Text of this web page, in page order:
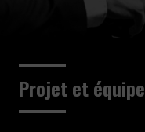
Projet et équipe